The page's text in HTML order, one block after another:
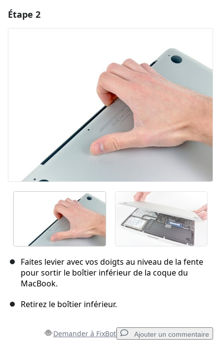
Étape 2
Faites levier avec vos doigts au niveau de la fente
pour sortir le boîtier inférieur de la coque du
MacBook.
Retirez le boîtier inférieur.
Demander à FixBot Ajouter un commentaire